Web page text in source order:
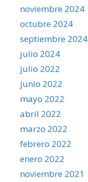
noviembre 2024
octubre 2024
septiembre 2024
julio 2024
julio 2022
junio 2022
mayo 2022
abril 2022
marzo 2022
febrero 2022
enero 2022
noviembre 2021